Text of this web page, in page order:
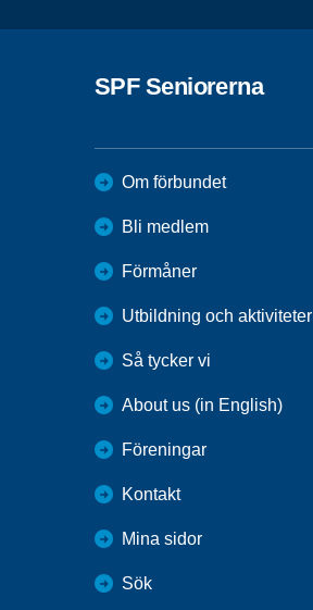
SPF Seniorerna
Om förbundet
Bli medlem
Förmåner
Utbildning och aktiviteter
Så tycker vi
About us (in English)
Föreningar
Kontakt
Mina sidor
Sök